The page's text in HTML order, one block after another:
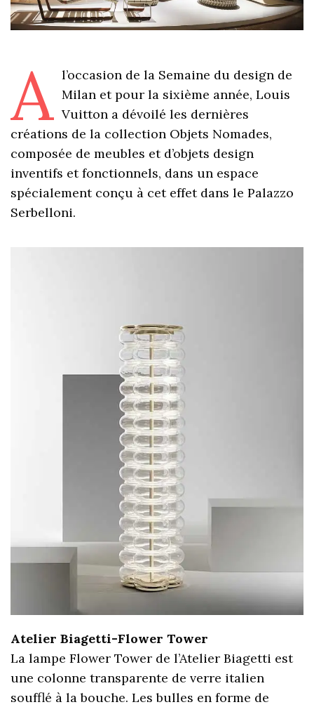
A l’occasion de la Semaine du design de
Milan et pour la sixième année, Louis
Vuitton a dévoilé les dernières
créations de la collection Objets Nomades,
composée de meubles et d’objets design
inventifs et fonctionnels, dans un espace
spécialement conçu à cet effet dans le Palazzo
Serbelloni.
Atelier Biagetti-Flower Tower
La lampe Flower Tower de l’Atelier Biagetti est
une colonne transparente de verre italien
soufflé à la bouche. Les bulles en forme de